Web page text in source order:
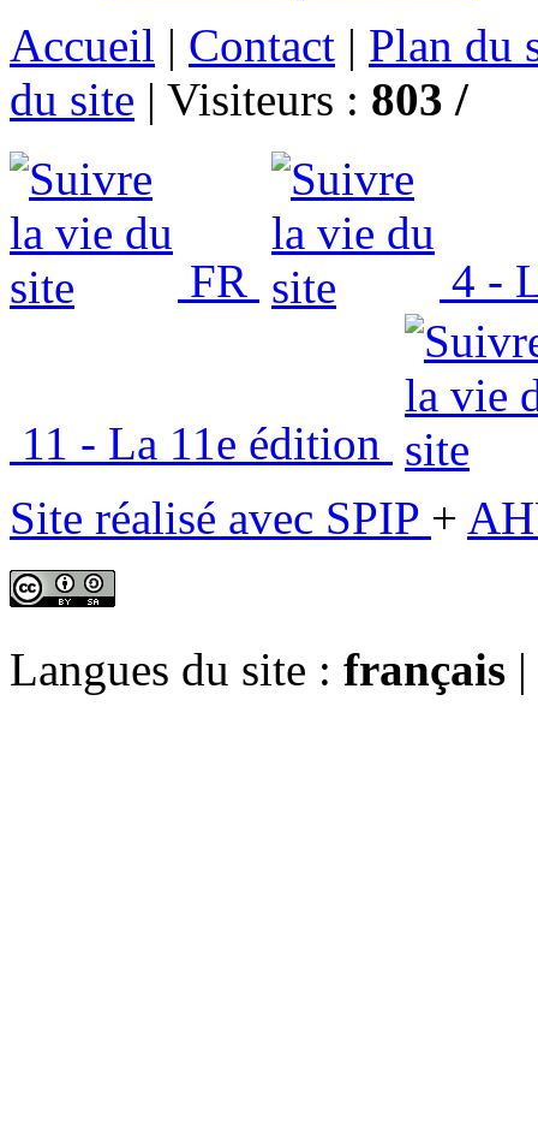
Accueil | Contact | Plan du
du site | Visiteurs : 803 /
FR 4 -
11 - La 11e édition
Site réalisé avec SPIP +
Langues du site : français |